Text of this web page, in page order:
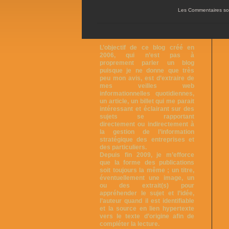
Les Commentaires
L’objectif de ce blog créé en
2006, qui n’est pas à
proprement parler un blog
puisque je ne donne que très
peu mon avis, est d’extraire de
mes veilles web
informationnelles quotidiennes,
un article, un billet qui me parait
intéressant et éclairant sur des
sujets se rapportant
directement ou indirectement à
la gestion de l’information
stratégique des entreprises et
des particuliers.
Depuis fin 2009, je m’efforce
que la forme des publications
soit toujours la même ; un titre,
éventuellement une image, un
ou des extrait(s) pour
appréhender le sujet et l’idée,
l’auteur quand il est identifiable
et la source en lien hypertexte
vers le texte d’origine afin de
compléter la lecture.